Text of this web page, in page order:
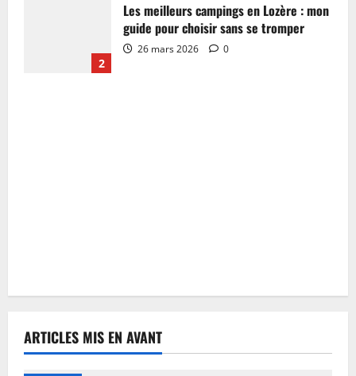
2
Les meilleurs campings en Lozère : mon
guide pour choisir sans se tromper
26 mars 2026 0
ARTICLES MIS EN AVANT